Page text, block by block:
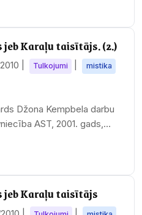
Karaļu taisītājs. (2.)
Tulkojumi
mistika
Džona Kempbela darbu
AST, 2001. gads,
Karaļu taisītājs